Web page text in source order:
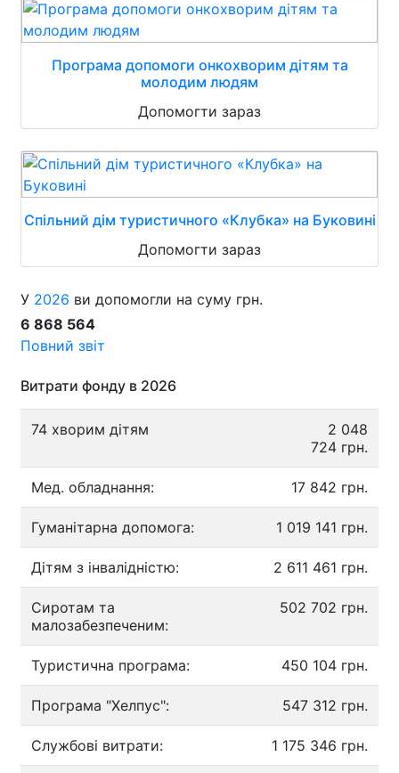
Програма допомоги онкохворим дітям та
молодим людям
Допомогти зараз
Спільний дім туристичного «Клубка» на Буковині
Допомогти зараз
У 2026 ви допомогли на суму грн.
6 868 564
Повний звіт
Витрати фонду в 2026
74 хворим дітям
2 048
724 грн.
Мед. обладнання: 17 842 грн.
Гуманітарна допомога: 1 019 141 грн.
Дітям з інвалідністю: 2 611 461 грн.
Сиротам та
малозабезпеченим:
502 702 грн.
Туристична програма: 450 104 грн.
Програма "Хелпус": 547 312 грн.
Службові витрати: 1 175 346 грн.